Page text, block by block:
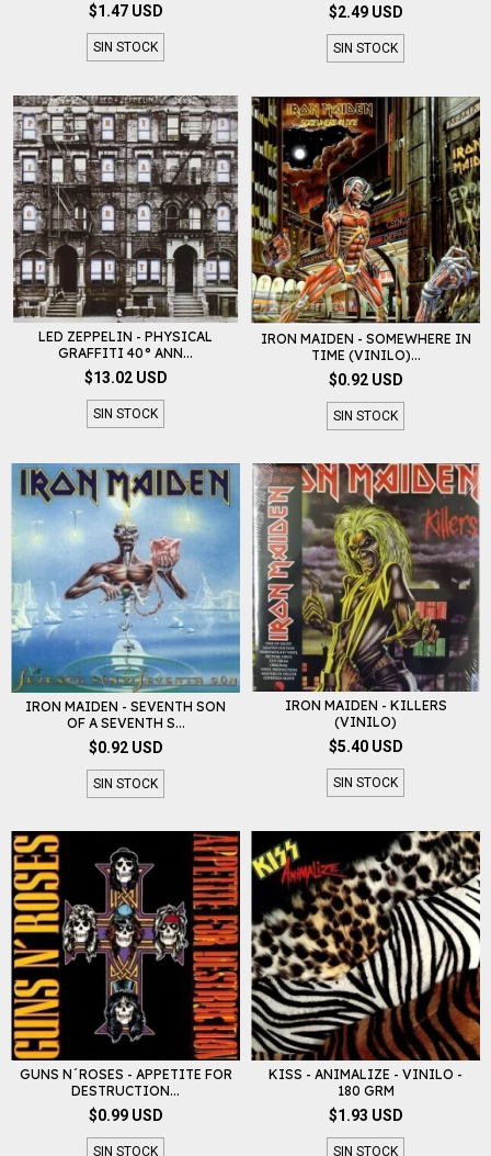
$1.47 USD
SIN STOCK
$2.49 USD
SIN STOCK
LED ZEPPELIN - PHYSICAL
GRAFFITI 40° ANN...
$13.02 USD
SIN STOCK
IRON MAIDEN - SOMEWHERE IN
TIME (VINILO)...
$0.92 USD
SIN STOCK
IRON MAIDEN - SEVENTH SON
OF A SEVENTH S...
$0.92 USD
SIN STOCK
IRON MAIDEN - KILLERS
(VINILO)
$5.40 USD
SIN STOCK
GUNS N´ROSES - APPETITE FOR
DESTRUCTION...
$0.99 USD
SIN STOCK
KISS - ANIMALIZE - VINILO -
180 GRM
$1.93 USD
SIN STOCK